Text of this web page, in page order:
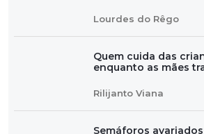
Lourdes do Rêgo
Quem cuida das
enquanto as mães
Rilijanto Viana
Semáforos